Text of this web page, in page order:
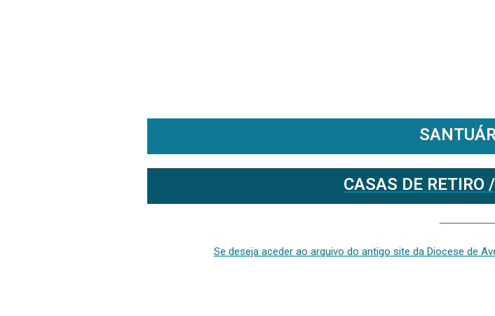
CASAS DE RETIRO
Se deseja aceder ao arquivo do antigo site da Diocese de